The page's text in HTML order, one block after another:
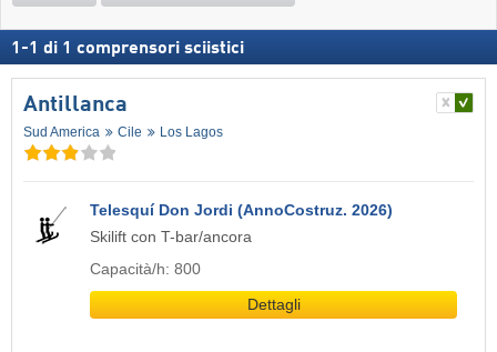
1 -1 di 1 comprensori sciistici
Antillanca
Sud America Cile Los Lagos
Telesquí Don Jordi (AnnoCostruz. 2026)
Skilift con T-bar/ancora
Capacità/h: 800
Dettagli